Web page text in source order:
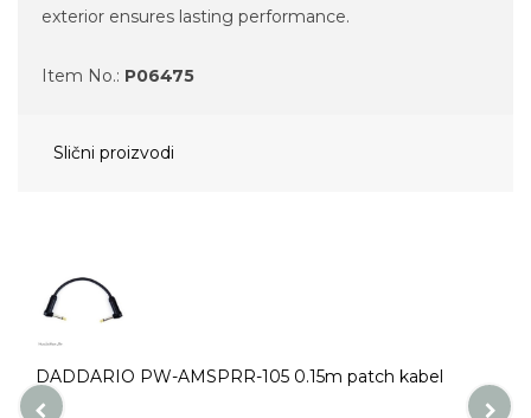
exterior ensures lasting performance.
Item No.: P06475
Slični proizvodi
DADDARIO PW-AMSPRR-105 0.15m patch kabel